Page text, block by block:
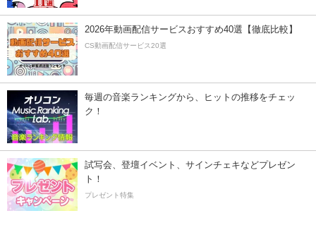
2026年動画配信サービスおすすめ40選【徹底比較】
CS動画配信サービス20選
毎週の音楽ランキングから、ヒットの推移をチェッ
ク！
試写会、登壇イベント、サインチェキなどプレゼン
ト！
プレゼント特集